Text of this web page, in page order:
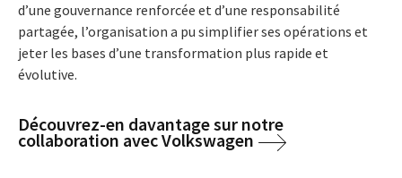
d’une gouvernance renforcée et d’une responsabilité
partagée, l’organisation a pu simplifier ses opérations et
jeter les bases d’une transformation plus rapide et
évolutive.
Découvrez-en davantage sur notre
collaboration avec Volkswagen